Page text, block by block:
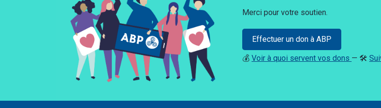
Merci pour votre soutien.
Effectuer un don à ABP
💰 Voir à quoi servent vos dons — 🛠️